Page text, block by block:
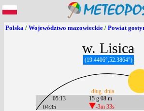
Polska / Województwo mazowieckie / Powiat
w. Lisica
(19.4406°,52.3864°)
04:35
05:13
15 g 08 m
-3m 33s
dług. dnia